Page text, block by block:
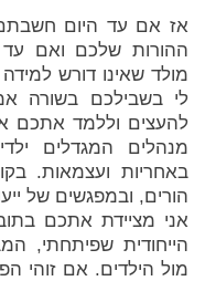
אז אם עד היום חשבתם
ההורות שלכם ואם עד
מולד שאינו דורש למידה
לי בשבילכם בשורה
להעצים וללמד אתכם
מנהלים המגדלים
באחריות ועצמאות.
הורים, ובמפגשים של
אני מציידת אתכם
הייחודית שפיתחתי,
מול הילדים. אם זוהי